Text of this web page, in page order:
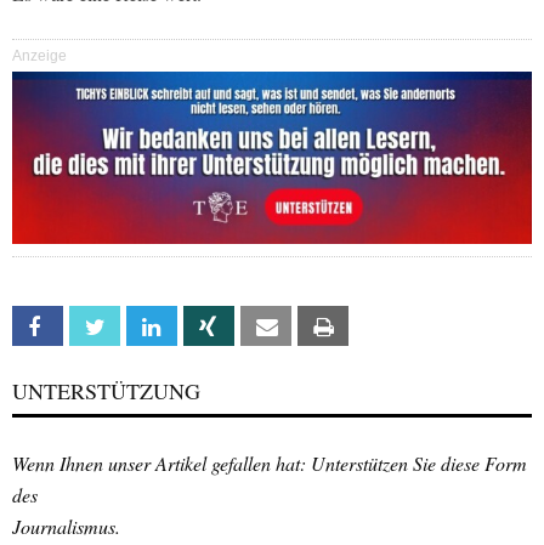
Anzeige
Facebook Twitter Linkedin Xing Email
UNTERSTÜTZUNG
Wenn Ihnen unser Artikel gefallen hat: Unterstützen Sie diese Form
des
Journalismus.